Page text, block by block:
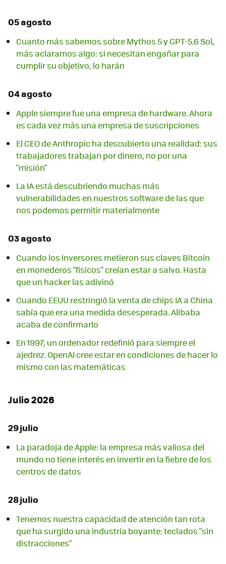
05 agosto
Cuanto más sabemos sobre Mythos 5 y GPT-5.6 Sol,
más aclaramos algo: si necesitan engañar para
cumplir su objetivo, lo harán
04 agosto
Apple siempre fue una empresa de hardware. Ahora
es cada vez más una empresa de suscripciones
El CEO de Anthropic ha descubierto una realidad: sus
trabajadores trabajan por dinero, no por una
"misión"
La IA está descubriendo muchas más
vulnerabilidades en nuestros software de las que
nos podemos permitir materialmente
03 agosto
Cuando los inversores metieron sus claves Bitcoin
en monederos "físicos" creían estar a salvo. Hasta
que un hacker las adivinó
Cuando EEUU restringió la venta de chips IA a China
sabía que era una medida desesperada. Alibaba
acaba de confirmarlo
En 1997, un ordenador redefinió para siempre el
ajedrez. OpenAI cree estar en condiciones de hacer lo
mismo con las matemáticas
Julio 2026
29 julio
La paradoja de Apple: la empresa más valiosa del
mundo no tiene interés en invertir en la fiebre de los
centros de datos
28 julio
Tenemos nuestra capacidad de atención tan rota
que ha surgido una industria boyante: teclados "sin
distracciones"